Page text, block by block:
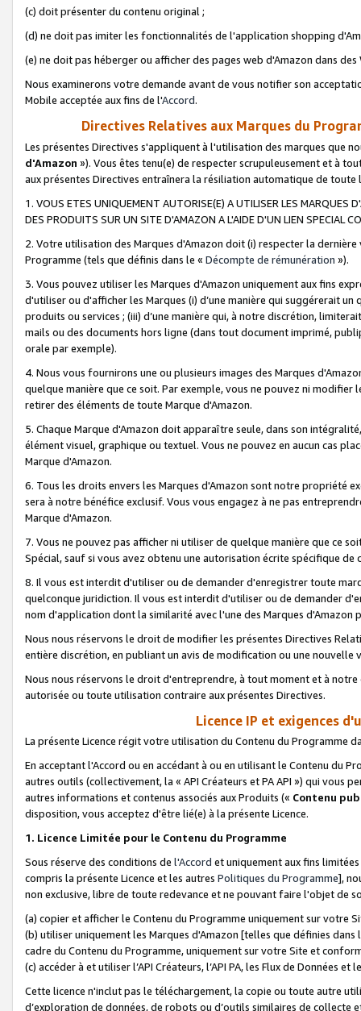
(c) doit présenter du contenu original ;
(d) ne doit pas imiter les fonctionnalités de l'application shopping
(e) ne doit pas héberger ou afficher des pages web d'Amazon dans
Nous examinerons votre demande avant de vous notifier son
Mobile acceptée aux fins de l'Accord.
Directives Relatives aux Marques du
Les présentes Directives s'appliquent à l'utilisation des marques que
d'Amazon »). Vous êtes tenu(e) de respecter scrupuleusement et à
aux présentes Directives entraînera la résiliation automatique de
1. VOUS ETES UNIQUEMENT AUTORISE(E) A UTILISER LES MARQUES
DES PRODUITS SUR UN SITE D'AMAZON A L'AIDE D'UN LIEN SPECIAL
2. Votre utilisation des Marques d'Amazon doit (i) respecter la
Programme (tels que définis dans le « Décompte de rémunération »).
3. Vous pouvez utiliser les Marques d'Amazon uniquement aux fins
d'utiliser ou d'afficher les Marques (i) d’une manière qui suggérerait
produits ou services ; (iii) d’une manière qui, à notre discrétion,
mails ou des documents hors ligne (dans tout document imprimé,
orale par exemple).
4. Nous vous fournirons une ou plusieurs images des Marques
quelque manière que ce soit. Par exemple, vous ne pouvez ni
retirer des éléments de toute Marque d'Amazon.
5. Chaque Marque d'Amazon doit apparaître seule, dans son
élément visuel, graphique ou textuel. Vous ne pouvez en aucun cas
Marque d'Amazon.
6. Tous les droits envers les Marques d'Amazon sont notre propriété
sera à notre bénéfice exclusif. Vous vous engagez à ne pas
Marque d'Amazon.
7. Vous ne pouvez pas afficher ni utiliser de quelque manière que ce
Spécial, sauf si vous avez obtenu une autorisation écrite spécifique de
8. Il vous est interdit d'utiliser ou de demander d'enregistrer toute
quelconque juridiction. Il vous est interdit d'utiliser ou de demander
nom d'application dont la similarité avec l'une des Marques
Nous nous réservons le droit de modifier les présentes Directives
entière discrétion, en publiant un avis de modification ou une nouvelle
Nous nous réservons le droit d'entreprendre, à tout moment et à
autorisée ou toute utilisation contraire aux présentes Directives.
Licence IP et exigences
La présente Licence régit votre utilisation du Contenu du Programme
En acceptant l'Accord ou en accédant à ou en utilisant le Contenu du
autres outils (collectivement, la « API Créateurs et PA API ») qui vous
autres informations et contenus associés aux Produits (« Contenu
disposition, vous acceptez d'être lié(e) à la présente Licence.
1. Licence Limitée pour le Contenu du Programme
Sous réserve des conditions de l'Accord et uniquement aux fins
compris la présente Licence et les autres Politiques du Programme],
non exclusive, libre de toute redevance et ne pouvant faire l'objet de
(a) copier et afficher le Contenu du Programme uniquement sur votre
(b) utiliser uniquement les Marques d'Amazon [telles que définies dans
cadre du Contenu du Programme, uniquement sur votre Site et
(c) accéder à et utiliser l’API Créateurs, l’API PA, les Flux de Données
Cette licence n'inclut pas le téléchargement, la copie ou toute autre
d’exploration de données, de robots ou d’outils similaires de